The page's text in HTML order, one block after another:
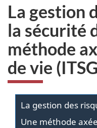
La gestion
la sécurité
méthode
de vie
La gestion des
Une méthode